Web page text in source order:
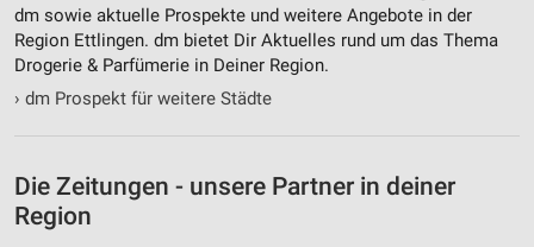
dm sowie aktuelle Prospekte und weitere Angebote in der
Region Ettlingen. dm bietet Dir Aktuelles rund um das Thema
Drogerie & Parfümerie in Deiner Region.
› dm Prospekt für weitere Städte
Die Zeitungen - unsere Partner in deiner
Region